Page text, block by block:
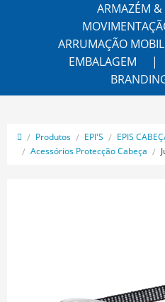
ARMAZÉM &
ARRUMAÇÃO
EMBALAGEM
Produtos EPI'S
EPIS
Acessórios Protecção Cabeça